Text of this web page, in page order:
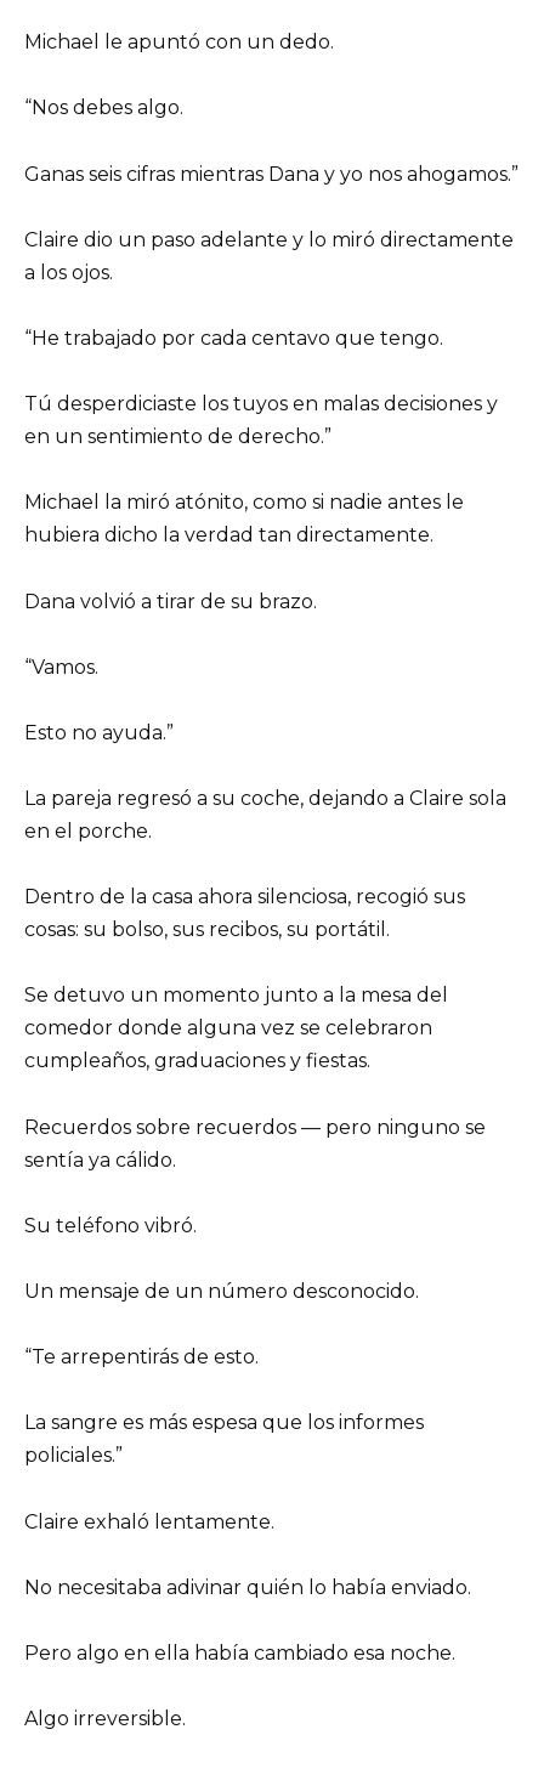
Michael le apuntó con un dedo.
“Nos debes algo.
Ganas seis cifras mientras Dana y yo nos ahogamos.”
Claire dio un paso adelante y lo miró directamente
a los ojos.
“He trabajado por cada centavo que tengo.
Tú desperdiciaste los tuyos en malas decisiones y
en un sentimiento de derecho.”
Michael la miró atónito, como si nadie antes le
hubiera dicho la verdad tan directamente.
Dana volvió a tirar de su brazo.
“Vamos.
Esto no ayuda.”
La pareja regresó a su coche, dejando a Claire sola
en el porche.
Dentro de la casa ahora silenciosa, recogió sus
cosas: su bolso, sus recibos, su portátil.
Se detuvo un momento junto a la mesa del
comedor donde alguna vez se celebraron
cumpleaños, graduaciones y fiestas.
Recuerdos sobre recuerdos — pero ninguno se
sentía ya cálido.
Su teléfono vibró.
Un mensaje de un número desconocido.
“Te arrepentirás de esto.
La sangre es más espesa que los informes
policiales.”
Claire exhaló lentamente.
No necesitaba adivinar quién lo había enviado.
Pero algo en ella había cambiado esa noche.
Algo irreversible.